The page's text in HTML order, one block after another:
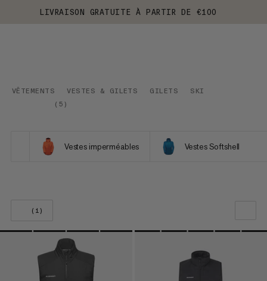
LIVRAISON GRATUITE À PARTIR DE €100
VÊTEMENTS VESTES & GILETS GILETS
SKI
( 5 )
Vestes imperméables Vestes Softshell
(1)
NOTRE SELECTION
PRIX CROISSANT